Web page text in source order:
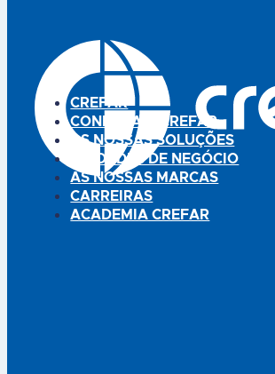
CREFAR
CONHEÇA A CREFAR
AS NOSSAS SOLUÇÕES
UNIDADES DE NEGÓCIO
AS NOSSAS MARCAS
CARREIRAS
ACADEMIA CREFAR